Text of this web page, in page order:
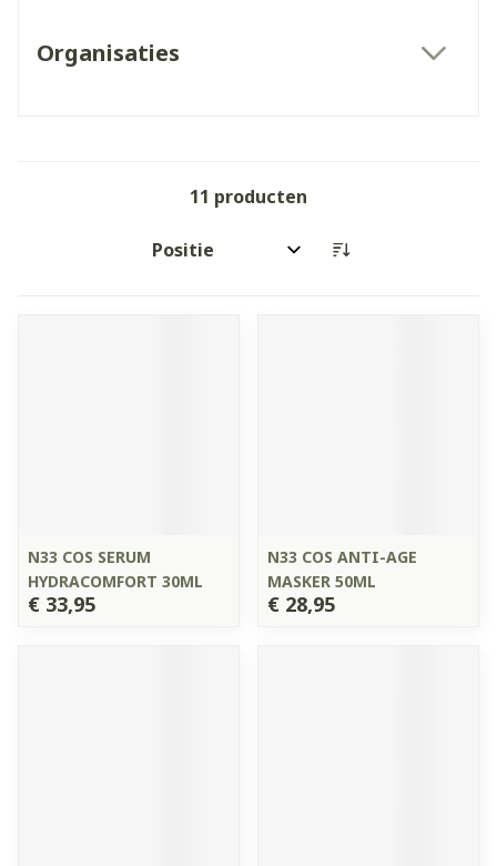
Organisaties
11 producten
Sorteer op:
N33 COS SERUM
HYDRACOMFORT 30ML
€ 33,95
N33 COS ANTI-AGE
MASKER 50ML
€ 28,95